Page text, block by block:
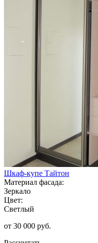
Шкаф-купе Тайтон
Материал фасада:
Зеркало
Цвет:
Светлый
от 30 000 руб.